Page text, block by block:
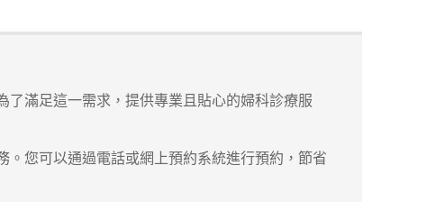
滿足這一需求，提供專業且貼心的婦科診療服
您可以通過電話或網上預約系統進行預約，節省